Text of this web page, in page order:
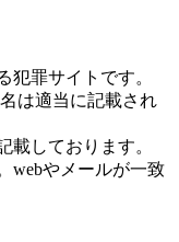
犯罪サイトです。
は適当に記載され
載しております。
webやメールが一致